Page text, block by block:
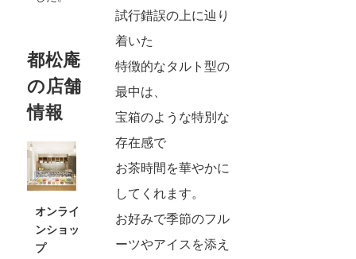
都松庵
の店舗
情報
オンライ
ンショッ
プ
試行錯誤の上に辿り
着いた
特徴的なタルト型の
最中は、
宝箱のような特別な
存在感で
お茶時間を華やかに
してくれます。
お好みで季節のフル
ーツやアイスを添え